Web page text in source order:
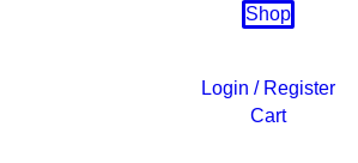
Shop
Login / Register
Cart